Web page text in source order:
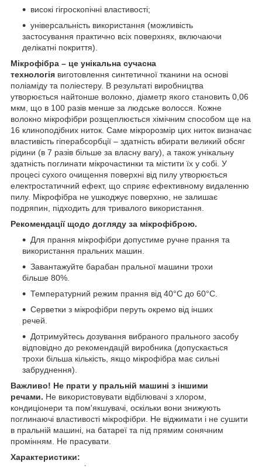
високі гігроскопічні властивості;
універсальність використання (можливість
застосування практично всіх поверхнях, включаючи
делікатні покриття).
Мікрофібра – це унікальна сучасна
технологія виготовлення синтетичної тканини на основі
поліаміду та поліестеру. В результаті виробництва
утворюється найтонше волокно, діаметр якого становить 0,06
мкм, що в 100 разів менше за людське волосся. Кожне
волокно мікрофібри розщеплюється хімічним способом ще на
16 клиноподібних ниток. Саме мікророзмір цих ниток визначає
властивість гіперабсорбції – здатність вбирати великий обсяг
рідини (в 7 разів більше за власну вагу), а також унікальну
здатність поглинати мікрочастинки та містити їх у собі. У
процесі сухого очищення поверхні від пилу утворюється
електростатичний ефект, що сприяє ефективному видаленню
пилу. Мікрофібра не ушкоджує поверхню, не залишає
подряпин, підходить для тривалого використання.
Рекомендації щодо догляду за мікрофіброю.
Для прання мікрофібри допустиме ручне прання та
використання пральних машин.
Завантажуйте барабан пральної машини трохи
більше 80%.
Температурний режим прання від 40°С до 60°С.
Серветки з мікрофібри перуть окремо від інших
речей.
Дотримуйтесь дозування вибраного прального засобу
відповідно до рекомендацій виробника (допускається
трохи більша кількість, якщо мікрофібра має сильні
забруднення).
Важливо! Не прати у пральній машині з іншими
речами. Не використовувати відбілювачі з хлором,
кондиціонери та пом'якшувачі, оскільки вони знижують
поглинаючі властивості мікрофібри. Не віджимати і не сушити
в пральній машині, на батареї та під прямим сонячним
промінням. Не прасувати.
Характеристики: